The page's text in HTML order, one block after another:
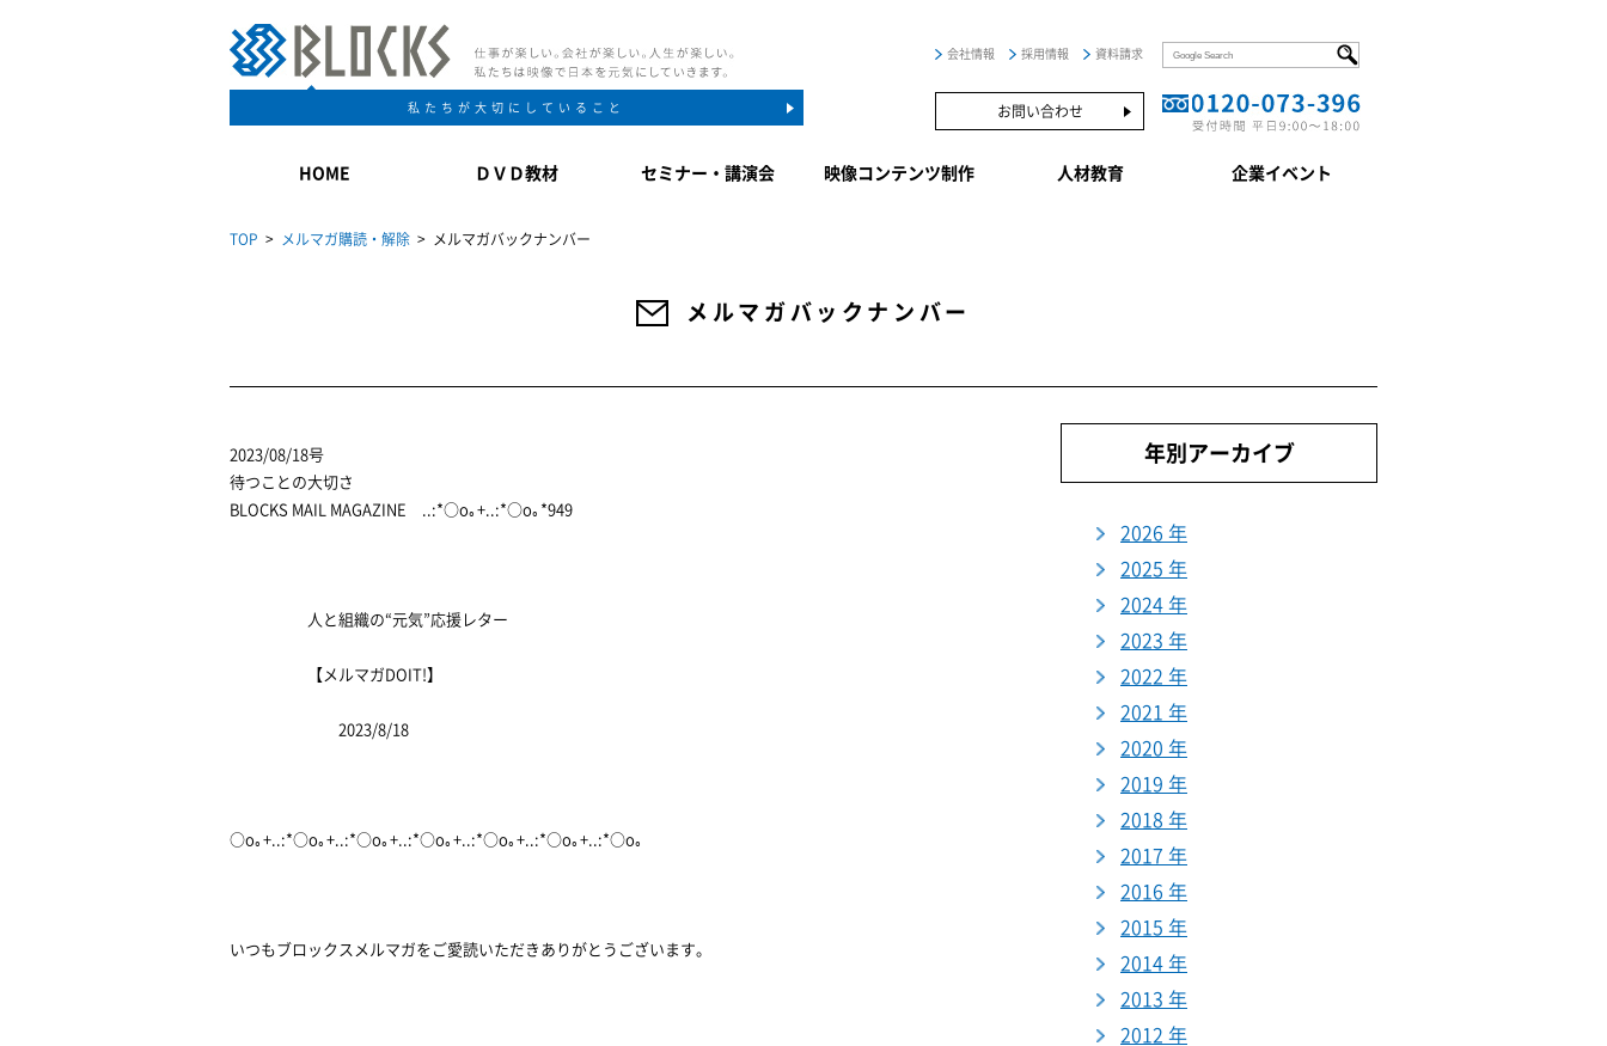
私たちが大切にしていること
会社情報 採用情報 資料請求
お問い合わせ
HOME ＤＶＤ教材 セミナー・講演会 映像コンテンツ制作 人材教育 企業イベント
TOP > メルマガ購読・解除 > メルマガバックナンバー
メルマガバックナンバー
2023/08/18号
待つことの大切さ
BLOCKS MAIL MAGAZINE ..:*○o｡+..:*○o｡*949
人と組織の“元気”応援レター
【メルマガDOIT!】
2023/8/18
○o｡+..:*○o｡+..:*○o｡+..:*○o｡+..:*○o｡+..:*○o｡+..:*○o｡
いつもブロックスメルマガをご愛読いただきありがとうございます。
年別アーカイブ
2026 年
2025 年
2024 年
2023 年
2022 年
2021 年
2020 年
2019 年
2018 年
2017 年
2016 年
2015 年
2014 年
2013 年
2012 年